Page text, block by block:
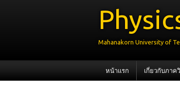
Mahanakorn University of
หน้าแรก เกี่ยวกับภาค